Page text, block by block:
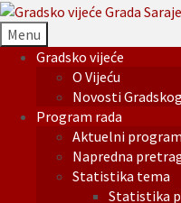
Menu
Gradsko vijeće
O Vijeću
Novosti
Program rada
Aktuelni
Napredna
Statistika tema
Statistika